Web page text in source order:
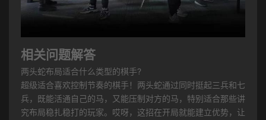
相关问题解答
两头蛇布局适合什么类型的棋手?
超级适合喜欢控制节奏的棋手！两头蛇通过同时挺起三兵和七
兵，既能活通自己的马，又能压制对方的马，特别适合那些讲
究布局稳扎稳打的玩家。哎呀，这招在开局就能建立优势，让